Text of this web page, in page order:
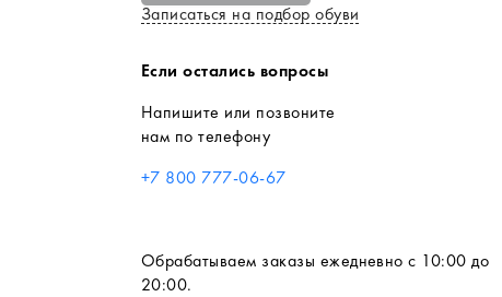
Записаться на подбор обуви
Если остались вопросы
Напишите или позвоните
нам по телефону
+7 800 777-06-67
Обрабатываем заказы ежедневно с 10:00 до
20:00.